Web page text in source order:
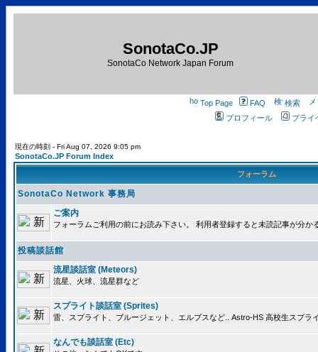
SonotaCo.JP
SonotaCo Network Japan Forum
Top Page FAQ
検索
プロフィール
プライ
現在の時刻 - Fri Aug 07, 2026 9:05 pm
SonotaCo.JP Forum Index
フォーラム
SonotaCo Network 事務局
ご案内
フォーラムご利用の前にお読み下さい。 利用者登録すると未読記事が分か
投稿談話館
流星談話室 (Meteors)
流星、火球、流星群など
スプライト談話室 (Sprites)
雷、スプライト、ブルージェット、エルブスなど.. Astro-HS 高校生スプラ
なんでも談話室 (Etc)